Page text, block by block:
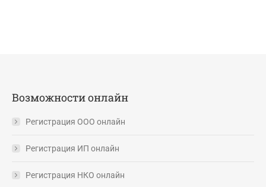
Возможности онлайн
Регистрация ООО онлайн
Регистрация ИП онлайн
Регистрация НКО онлайн